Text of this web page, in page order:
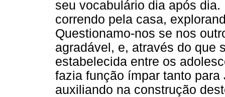
seu vocabulário dia após
correndo pela casa,
Questionamo-nos se nos
agradável, e, através do que
estabelecida entre os
fazia função ímpar tanto
auxiliando na construção